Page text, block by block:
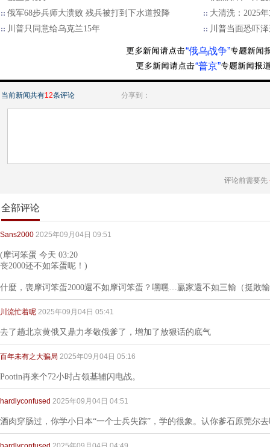
俄军68步兵师大溃败 残兵被打到下水道投降
大清洗：2025
川普只同意给乌克兰15年
川普当面恐吓
“俄乌战争”
“普京”
当前新闻共有12条评论 分享到：
评论前需要先
全部评论
Sans2000 2025年09月04日 09:51
(摩诃笨蛋 今天 03:20
丧2000还不如笨蛋呢！)
什麼，喪摩诃笨蛋2000還不如摩诃笨蛋？嘿嘿…贏家還不如三輸（挺敗
川流忙着呢 2025年09月04日 05:41
去了趟北京黄俄又鼎力孝敬俄爹了，增加了放狠话的底气
百年未有之大骗局 2025年09月04日 05:16
Pootin再来个72小时占领基辅闪电战。
hardlyconfused 2025年09月04日 04:51
酒肉穿肠过，你学小日本“一个士兵失踪”，学的很象。认你爹石原莞尔